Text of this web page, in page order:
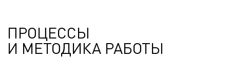
ПРОЦЕССЫ
И МЕТОДИКА РАБОТЫ